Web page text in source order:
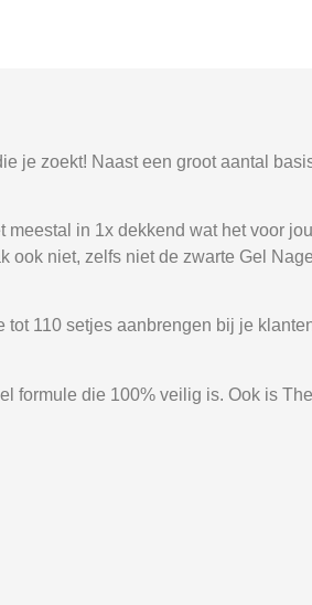
je zoekt! Naast een groot aantal
in 1x dekkend wat het voor
niet, zelfs niet de zwarte Gel
110 setjes aanbrengen bij je
formule die 100% veilig is. Ook is